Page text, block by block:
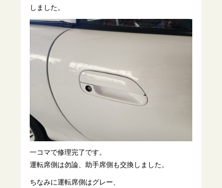
しました。
一コマで修理完了です。
運転席側は勿論、助手席側も交換しました。
ちなみに運転席側はグレー、